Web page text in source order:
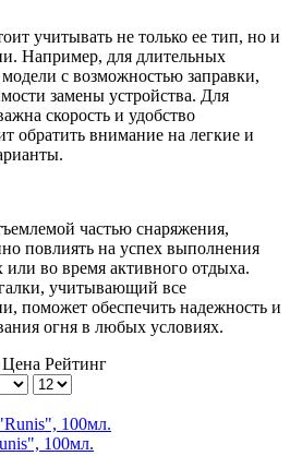
учитывать не только ее тип, но и
Например, для длительных
с возможностью заправки,
замены устройства. Для
скорость и удобство
обратить внимание на легкие и
частью снаряжения,
повлиять на успех выполнения
или во время активного отдыха.
учитывающий все
поможет обеспечить надежность и
огня в любых условиях.
Цена Рейтинг
100мл.